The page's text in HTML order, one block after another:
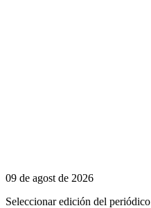
09 de agost de 2026
Seleccionar edición del periódico